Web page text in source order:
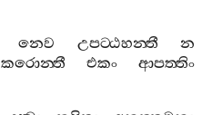
නෙව උපට‍්ඨහන‍්තී
න
කරොන‍්තී එකං
ආපත‍්තිං